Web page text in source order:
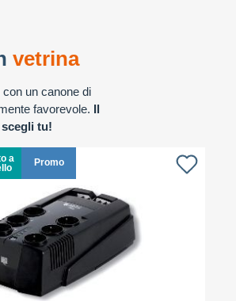
vetrina
un canone di
favorevole. Il
tu!
a
Promo